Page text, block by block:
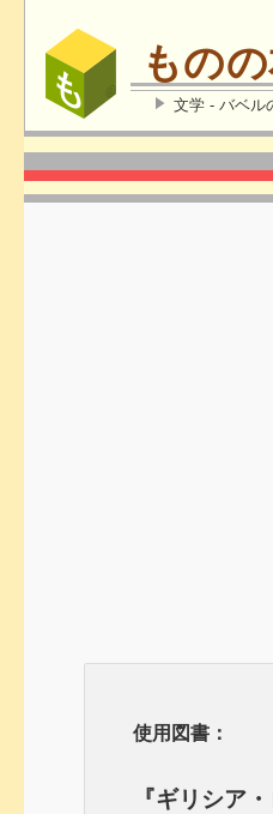
もの
文学 - バベル
使用図書：
『ギリシア